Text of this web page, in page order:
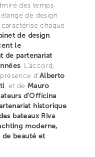
des temps
de design
chaque
de design
le
de partenariat
. L’accord,
d'Alberto
, et de Mauro
d'Officina
historique
bateaux Riva
moderne,
beauté et